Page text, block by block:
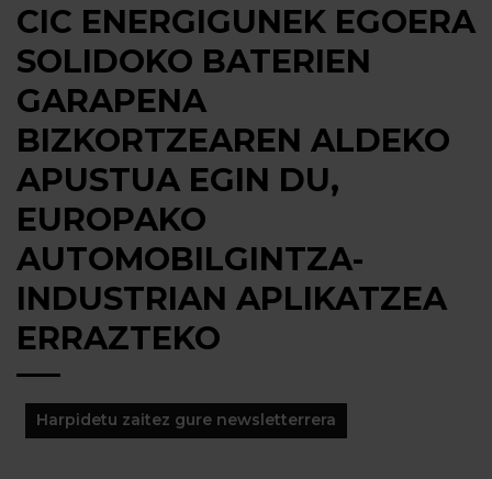
CIC ENERGIGUNEK EGOERA
SOLIDOKO BATERIEN
GARAPENA
BIZKORTZEAREN ALDEKO
APUSTUA EGIN DU,
EUROPAKO
AUTOMOBILGINTZA-
INDUSTRIAN APLIKATZEA
ERRAZTEKO
Harpidetu zaitez gure newsletterrera